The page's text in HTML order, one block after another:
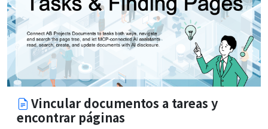
Vincular documentos a tareas y
encontrar páginas